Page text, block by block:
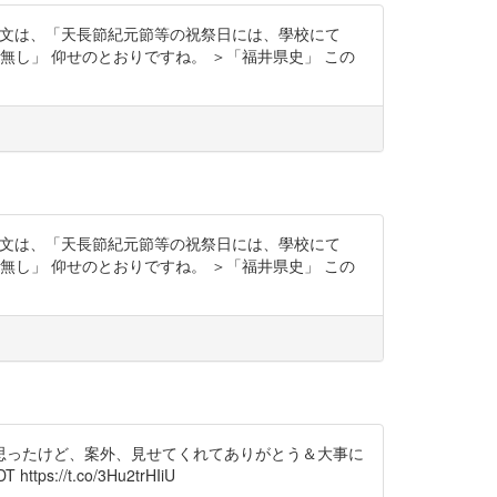
は、「天長節紀元節等の祝祭日には、學校にて
し」 仰せのとおりですね。 ＞「福井県史」 この
は、「天長節紀元節等の祝祭日には、學校にて
し」 仰せのとおりですね。 ＞「福井県史」 この
たけど、案外、見せてくれてありがとう＆大事に
https://t.co/3Hu2trHIiU